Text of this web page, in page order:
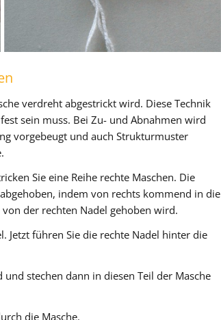
verdreht abgestrickt wird. Diese Technik
sein muss. Bei Zu- und Abnahmen wird
vorgebeugt und auch Strukturmuster
Sie eine Reihe rechte Maschen. Die
indem von rechts kommend in die
der rechten Nadel gehoben wird.
Jetzt führen Sie die rechte Nadel hinter die
stechen dann in diesen Teil der Masche
die Masche.